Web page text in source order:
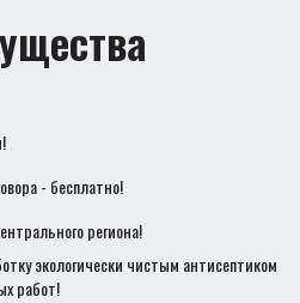
- бесплатно!
региона!
экологически чистым антисептиком
работ!